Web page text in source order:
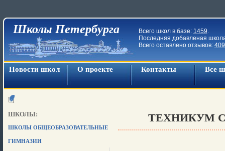
Школы Петербурга Всего школ в базе: 1459.
Последняя добавленая
Всего оставлено отзывов:
Новости школ О проекте Контакты Все
ШКОЛЫ:
ШКОЛЫ ОБЩЕОБРАЗОВАТЕЛЬНЫЕ
ГИМНАЗИИ
ТЕХНИКУМ